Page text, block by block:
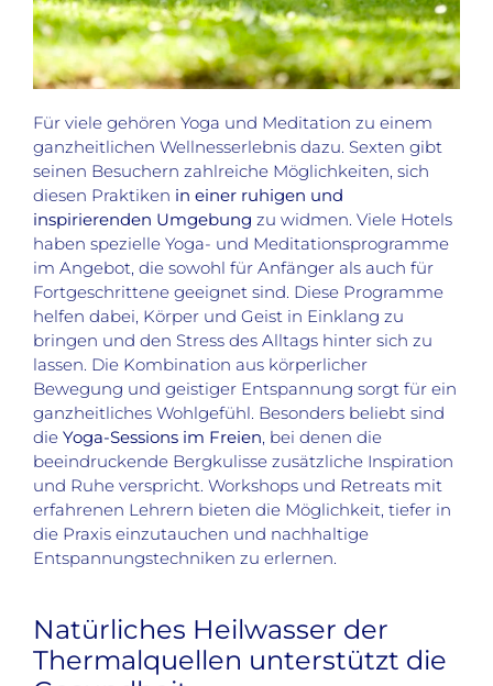
Für viele gehören Yoga und Meditation zu einem
ganzheitlichen Wellnesserlebnis dazu. Sexten gibt
seinen Besuchern zahlreiche Möglichkeiten, sich
diesen Praktiken in einer ruhigen und
inspirierenden Umgebung zu widmen. Viele Hotels
haben spezielle Yoga- und Meditationsprogramme
im Angebot, die sowohl für Anfänger als auch für
Fortgeschrittene geeignet sind. Diese Programme
helfen dabei, Körper und Geist in Einklang zu
bringen und den Stress des Alltags hinter sich zu
lassen. Die Kombination aus körperlicher
Bewegung und geistiger Entspannung sorgt für ein
ganzheitliches Wohlgefühl. Besonders beliebt sind
die Yoga-Sessions im Freien, bei denen die
beeindruckende Bergkulisse zusätzliche Inspiration
und Ruhe verspricht. Workshops und Retreats mit
erfahrenen Lehrern bieten die Möglichkeit, tiefer in
die Praxis einzutauchen und nachhaltige
Entspannungstechniken zu erlernen.
Natürliches Heilwasser der
Thermalquellen unterstützt die